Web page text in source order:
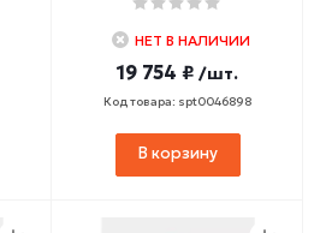
НЕТ В НАЛИЧИИ
19 754 ₽ /шт.
Код товара: spt0046898
В корзину